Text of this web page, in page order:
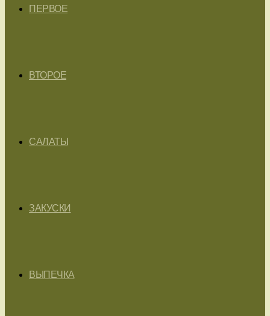
ПЕРВОЕ
ВТОРОЕ
САЛАТЫ
ЗАКУСКИ
ВЫПЕЧКА